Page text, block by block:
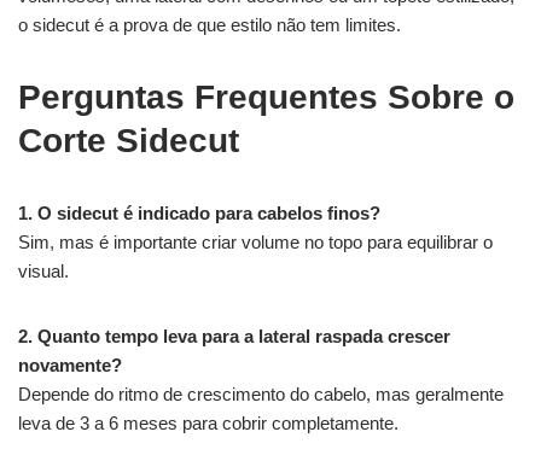
o sidecut é a prova de que estilo não tem limites.
Perguntas Frequentes Sobre o
Corte Sidecut
1. O sidecut é indicado para cabelos finos?
Sim, mas é importante criar volume no topo para equilibrar o
visual.
2. Quanto tempo leva para a lateral raspada crescer
novamente?
Depende do ritmo de crescimento do cabelo, mas geralmente
leva de 3 a 6 meses para cobrir completamente.